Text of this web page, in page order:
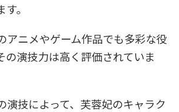
。
アニメやゲーム作品でも多彩な役
の演技力は高く評価されていま
演技によって、芙蓉妃のキャラク